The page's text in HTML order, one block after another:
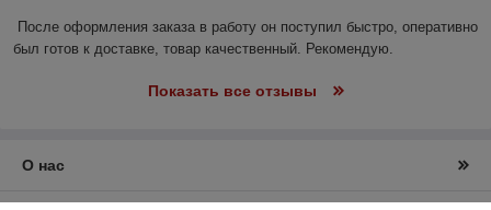
После оформления заказа в работу он поступил быстро, оперативно
был готов к доставке, товар качественный. Рекомендую.
Показать все отзывы
О нас